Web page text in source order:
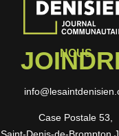
NOUS
Case Postale 53,